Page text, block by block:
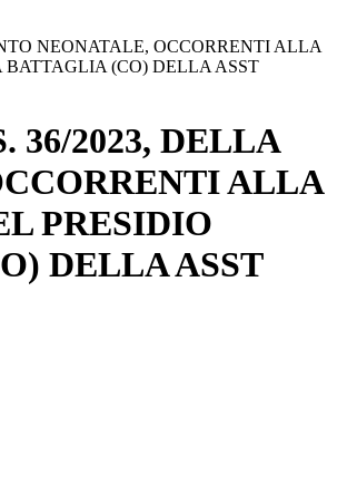
NEONATALE, OCCORRENTI ALLA
(CO) DELLA ASST
36/2023, DELLA
ALLA
PRESIDIO
DELLA ASST